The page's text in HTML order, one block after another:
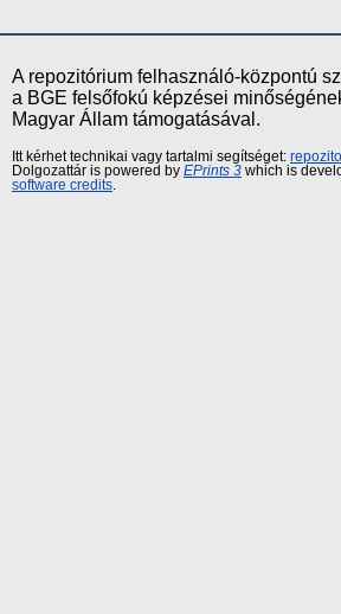
A repozitórium felhasználó-központú
a BGE felsőfokú képzései
Magyar Állam támogatásával.
Itt kérhet technikai vagy tartalmi segítséget:
Dolgozattár is powered by EPrints 3 which is
software credits